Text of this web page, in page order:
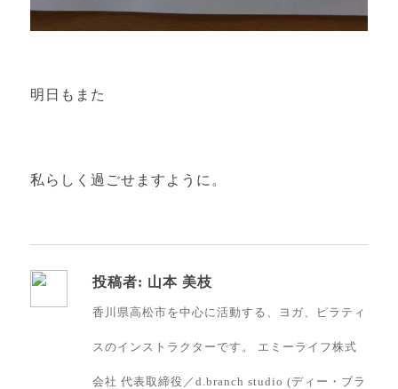
明日もまた
私らしく過ごせますように。
投稿者: 山本 美枝
香川県高松市を中心に活動する、ヨガ、ピラティ
スのインストラクターです。 エミーライフ株式
会社 代表取締役／d.branch studio (ディー・ブラ